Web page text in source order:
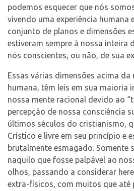
podemos esquecer que nós
vivendo uma experiência humana
conjunto de planos e dimensões
estiveram sempre à nossa inteira
nós conscientes, ou não, de sua
Essas várias dimensões acima da
humana, têm leis em sua maioria
nossa mente racional devido ao
percepção de nossa consciência
últimos séculos do cristianismo,
Crístico e livre em seu princípio e
brutalmente esmagado. Somente
naquilo que fosse palpável ao
olhos, passando a considerar
extra-físicos, com muitos que até